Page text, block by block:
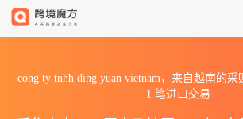
cong ty tnhh ding yuan vietnam，来自越南的
1 笔进口交易